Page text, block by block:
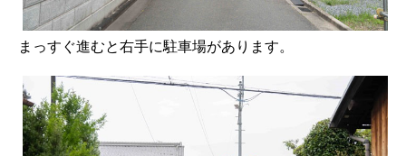
まっすぐ進むと右手に駐車場があります。